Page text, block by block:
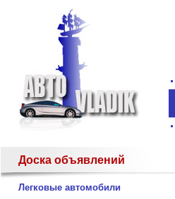
Доска объявлений
Легковые автомобили